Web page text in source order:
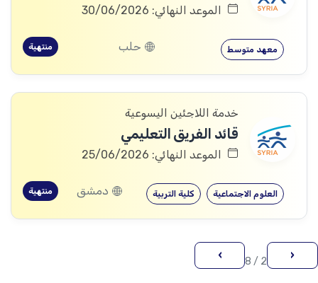
الموعد النهائي: 30/06/2026
معهد متوسط حلب منتهية
خدمة اللاجئين اليسوعية
قائد الفريق التعليمي
الموعد النهائي: 25/06/2026
كلية التربية العلوم الاجتماعية دمشق منتهية
‹
2 / 8
›